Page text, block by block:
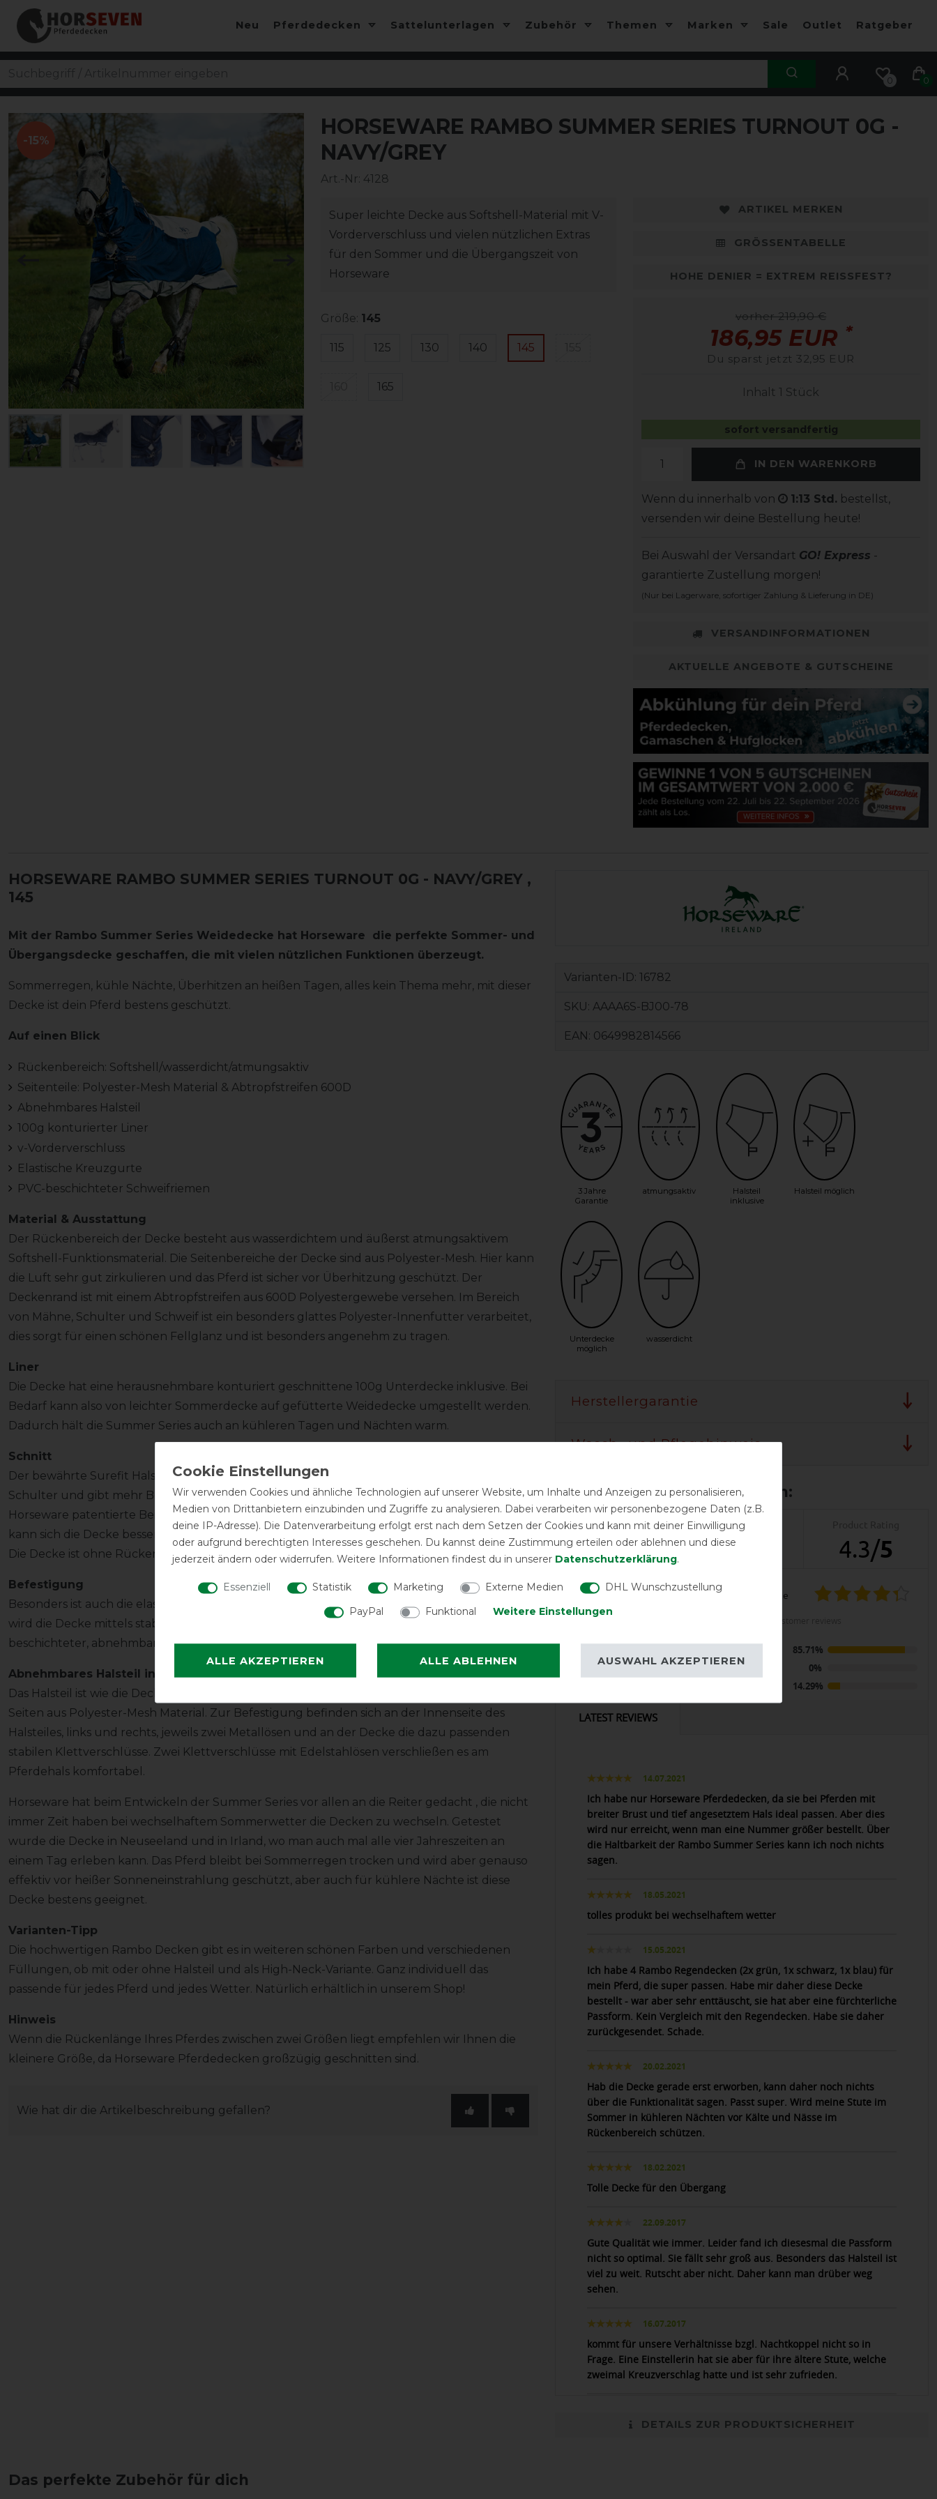
Neu Pferdedecken Sattelunterlagen Zubehör Themen Marken Sale Outlet Ratgeber
0 0
-15%
HORSEWARE RAMBO SUMMER SERIES TURNOUT 0G -
NAVY/GREY
Art.-Nr: 4128
Super leichte Decke aus Softshell-Material mit V-
Vorderverschluss und vielen nützlichen Extras
für den Sommer und die Übergangszeit von
Horseware
Größe: 145
115 125 130 140 145
165
ARTIKEL MERKEN
GRÖSSENTABELLE
HOHE DENIER = EXTREM REISSFEST?
vorher 219,90 €
186,95 EUR *
Du sparst jetzt 32,95 EUR
Inhalt 1 Stück
sofort versandfertig
IN DEN WARENKORB
Wenn du innerhalb von 1:13 Std. bestellst,
versenden wir deine Bestellung heute!
Bei Auswahl der Versandart GO! Express -
garantierte Zustellung morgen!
(Nur bei Lagerware, sofortiger Zahlung & Lieferung in DE)
VERSANDINFORMATIONEN
AKTUELLE ANGEBOTE & GUTSCHEINE
HORSEWARE RAMBO SUMMER SERIES TURNOUT 0G - NAVY/GREY ,
145
Mit der Rambo Summer Series Weidedecke hat Horseware die perfekte Sommer- und
Übergangsdecke geschaffen, die mit vielen nützlichen Funktionen überzeugt.
Sommerregen, kühle Nächte, Überhitzen an heißen Tagen, alles kein Thema mehr, mit dieser
Decke ist dein Pferd bestens geschützt.
Auf einen Blick
Rückenbereich: Softshell/wasserdicht/atmungsaktiv
Seitenteile: Polyester-Mesh Material & Abtropfstreifen 600D
Abnehmbares Halsteil
100g konturierter Liner
v-Vorderverschluss
Elastische Kreuzgurte
PVC-beschichteter Schweifriemen
Material & Ausstattung
Der Rückenbereich der Decke besteht aus wasserdichtem und äußerst atmungsaktivem
Softshell-Funktionsmaterial. Die Seitenbereiche der Decke sind aus Polyester-Mesh. Hier kann
die Luft sehr gut zirkulieren und das Pferd ist sicher vor Überhitzung geschützt. Der
Deckenrand ist mit einem Abtropfstreifen aus 600D Polyestergewebe versehen. Im Bereich
von Mähne, Schulter und Schweif ist ein besonders glattes Polyester-Innenfutter verarbeitet,
dies sorgt für einen schönen Fellglanz und ist besonders angenehm zu tragen.
Liner
Die Decke hat eine herausnehmbare konturiert geschnittene 100g Unterdecke inklusive. Bei
Bedarf kann also von leichter Sommerdecke auf gefütterte Weidedecke umgestellt werden.
Dadurch hält die Summer Series auch an kühleren Tagen und Nächten warm.
Schnitt
Der bewährte Surefit Halsausschnitt mit V-Vorderverschluss, verhindert Druckstellen an der
Schulter und gibt mehr Bewegungsfreiheit am Hals beim Grasen. Der einzigartige von
Horseware patentierte Beinausschnitt gibt dem Pferd mehr Bewegungsfreiheit, außerdem
kann sich die Decke besser an den Bauch schmiegen, damit auch dieser geschützt ist.
Die Decke ist ohne Rückennaht und hat einen langen Schweiflatz.
Befestigung
Besonders ist auch die elastische Kreuzbegurtung mit verbesserter Passform. Im Brustbereich
wird die Decke mittels stabilen Karabinerhaken und Ösen verschlossen und ein PVC-
beschichteter, abnehmbarer Schweifriemen komplettiert den sicheren Sitz.
Abnehmbares Halsteil inklusive
Das Halsteil ist wie die Decke im Mähnenbereich aus Softshell-Funktionsmaterial und an den
Seiten aus Polyester-Mesh Material. Zur Befestigung befinden sich an der Innenseite des
Halsteiles, links und rechts, jeweils zwei Metallösen und an der Decke die dazu passenden
stabilen Klettverschlüsse. Zwei Klettverschlüsse mit Edelstahlösen verschließen es am
Pferdehals komfortabel.
Horseware hat beim Entwickeln der Summer Series vor allen an die Reiter gedacht , die nicht
immer Zeit haben bei wechselhaftem Sommerwetter die Decken zu wechseln. Getestet
wurde die Decke in Neuseeland und in Irland, wo man auch mal alle vier Jahreszeiten an
einem Tag erleben kann. Das Pferd bleibt bei Sommerregen trocken und wird aber genauso
effektiv vor heißer Sonneneinstrahlung geschützt, aber auch für kühlere Nächte ist diese
Decke bestens geeignet.
Varianten-Tipp
Die hochwertigen Rambo Decken gibt es in weiteren schönen Farben und verschiedenen
Füllungen, ob mit oder ohne Halsteil und als High-Neck-Variante. Ganz individuell das
passende für jedes Pferd und jedes Wetter. Natürlich erhältlich in unserem Shop!
Hinweis
Wenn die Rückenlänge Ihres Pferdes zwischen zwei Größen liegt empfehlen wir Ihnen die
kleinere Größe, da Horseware Pferdedecken großzügig geschnitten sind.
Wie hat dir die Artikelbeschreibung gefallen?
Varianten-ID: 16782
SKU: AAAA6S-BJ00-78
EAN: 0649982814566
3 Jahre
Garantie
atmungsaktiv
Halsteil
inklusive
Halsteil möglich
Unterdecke
möglich
wasserdicht
Herstellergarantie
Wasch- und Pflegehinweis
GOOD
Horseware Rambo Summer
Navy/Grey - Weidedecke -
Regendecke
Product Reviews
7 4.3/5
product experience
85.71%
Neutral
0%
14.29%
LATEST REVIEWS
14.07.2021
Ich habe nur Horseware Pferdedecken, da sie bei Pferden mit
breiter Brust und tief angesetztem Hals ideal passen. Aber dies
wird nur erreicht, wenn man eine Nummer größer bestellt. Über
die Haltbarkeit der Rambo Summer Series kann ich noch nichts
sagen.
18.05.2021
tolles produkt bei wechselhaftem wetter
15.05.2021
Ich habe 4 Rambo Regendecken (2x grün, 1x schwarz, 1x blau) für
mein Pferd, die super passen. Habe mir daher diese Decke
bestellt - war aber sehr enttäuscht, sie hat aber eine fürchterliche
Passform. Kein Vergleich mit den Regendecken. Habe sie daher
zurückgesendet. Schade.
20.02.2021
Hab die Decke gerade erst erworben, kann daher noch nichts
über die Funktionalität sagen. Passt super. Wird meine Stute im
Sommer in kühleren Nächten vor Kälte und Nässe im
Rückenbereich schützen.
18.02.2021
Tolle Decke für den Übergang
22.09.2017
Gute Qualität wie immer. Leider fand ich diesesmal die Passform
nicht so optimal. Sie fällt sehr groß aus. Besonders das Halsteil ist
viel zu weit. Rutscht aber nicht. Daher kann man drüber weg
sehen.
16.07.2017
kommt für unsere Verhältnisse bzgl. Nachtkoppel nicht so in
Frage. Eine Einstellerin hat sie aber für ihre ältere Stute, welche
zweimal Kreuzverschlag hatte und ist sehr zufrieden.
DETAILS ZUR PRODUKTSICHERHEIT
Das perfekte Zubehör für dich
Wir verwenden Cookies und ähnliche Technologien auf unserer Website, um Inhalte und Anzeigen zu personalisieren,
Medien von Drittanbietern einzubinden und Zugriffe zu analysieren. Dabei verarbeiten wir personenbezogene Daten (z.B.
deine IP-Adresse). Die Datenverarbeitung erfolgt erst nach dem Setzen der Cookies und kann mit deiner Einwilligung
oder aufgrund berechtigten Interesses geschehen. Du kannst deine Zustimmung erteilen oder ablehnen und diese
jederzeit ändern oder widerrufen. Weitere Informationen findest du in unserer Daten­schutz­erklärung.
Essenziell Statistik Marketing Externe Medien
DHL Wunschzustellung
PayPal
Funktional Weitere Einstellungen
ALLE AKZEPTIEREN ALLE ABLEHNEN AUSWAHL AKZEPTIEREN